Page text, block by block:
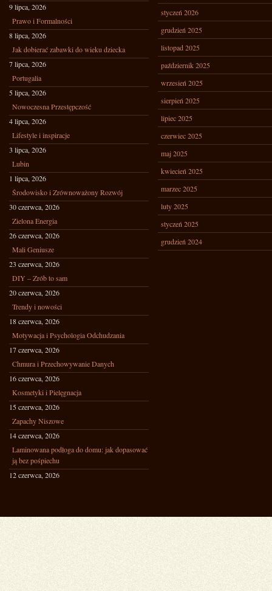
9 lipca, 2026
Prawo i Formalności
8 lipca, 2026
Jak dobierać zabawki do wieku dziecka
7 lipca, 2026
Portugalia
5 lipca, 2026
Nowoczesna Przestępczość
4 lipca, 2026
Lifestyle i inspiracje
3 lipca, 2026
Lubin
1 lipca, 2026
Środowisko i Zrównoważony Rozwój
30 czerwca, 2026
Zielona Energia
26 czerwca, 2026
Mali Geniusze
23 czerwca, 2026
DIY – Zrób to sam
20 czerwca, 2026
Trendy i nowości
18 czerwca, 2026
Motywacja i Psychologia Odchudzania
17 czerwca, 2026
Chmura i Przechowywanie Danych
16 czerwca, 2026
Kosmetyki i Pielęgnacja
15 czerwca, 2026
Zapachy Niszowe
14 czerwca, 2026
Laminowana podłoga do domu: jak dopasować
ją bez pośpiechu
12 czerwca, 2026
styczeń 2026
grudzień 2025
listopad 2025
październik 2025
wrzesień 2025
sierpień 2025
lipiec 2025
czerwiec 2025
maj 2025
kwiecień 2025
marzec 2025
luty 2025
styczeń 2025
grudzień 2024